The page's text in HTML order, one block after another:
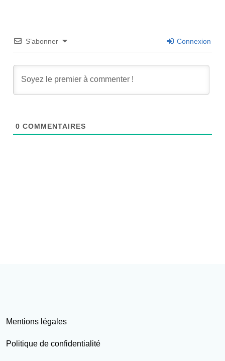
S’abonner Connexion
0 COMMENTAIRES
Mentions légales
Politique de confidentialité